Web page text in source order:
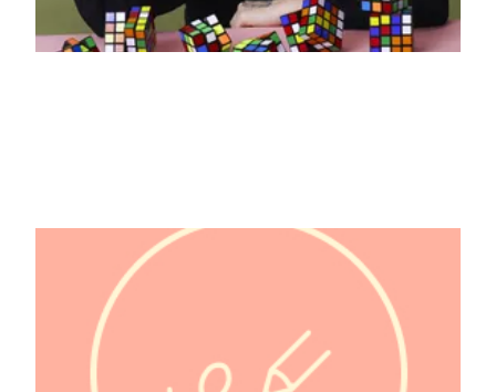
Lexie "agressively_trans"